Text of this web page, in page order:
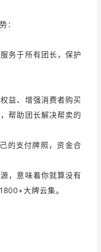
：
务于所有团长，保护
益、增强消费者购买
帮助团长解决帮卖的
的支付牌照，资金合
，意味着你就算没有
大牌云集。